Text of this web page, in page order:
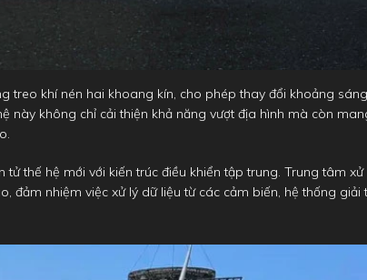
treo khí nén hai khoang kín, cho phép thay đổi khoảng sáng
này không chỉ cải thiện khả năng vượt địa hình mà còn
thế hệ mới với kiến trúc điều khiển tập trung. Trung tâm xử
đảm nhiệm việc xử lý dữ liệu từ các cảm biến, hệ thống giải